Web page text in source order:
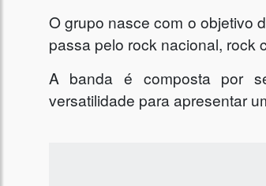
O grupo nasce com o objetivo
passa pelo rock nacional, rock
A banda é composta por
versatilidade para apresentar